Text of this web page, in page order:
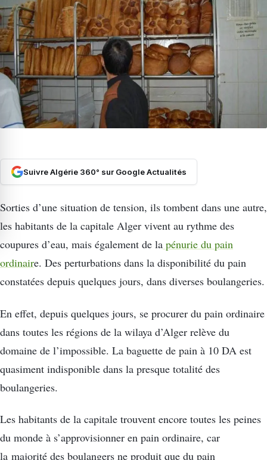
Suivre Algérie 360° sur Google Actualités
Sorties d’une situation de tension, ils tombent dans une autre,
les habitants de la capitale Alger vivent au rythme des
coupures d’eau, mais également de la pénurie du pain
ordinaire. Des perturbations dans la disponibilité du pain
constatées depuis quelques jours, dans diverses boulangeries.
En effet, depuis quelques jours, se procurer du pain ordinaire
dans toutes les régions de la wilaya d’Alger relève du
domaine de l’impossible. La baguette de pain à 10 DA est
quasiment indisponible dans la presque totalité des
boulangeries.
Les habitants de la capitale trouvent encore toutes les peines
du monde à s’approvisionner en pain ordinaire, car
la majorité des boulangers ne produit que du pain